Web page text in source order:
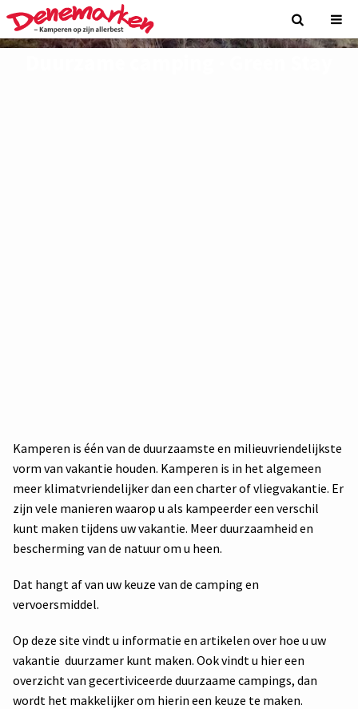
Kamperen is één van de duurzaamste en milieuvriendelijkste
vorm van vakantie houden. Kamperen is in het algemeen
meer klimatvriendelijker dan een charter of vliegvakantie. Er
zijn vele manieren waarop u als kampeerder een verschil
kunt maken tijdens uw vakantie. Meer duurzaamheid en
bescherming van de natuur om u heen.
Dat hangt af van uw keuze van de camping en
vervoersmiddel.
Op deze site vindt u informatie en artikelen over hoe u uw
vakantie duurzamer kunt maken. Ook vindt u hier een
overzicht van gecertiviceerde duurzaame campings, dan
wordt het makkelijker om hierin een keuze te maken.